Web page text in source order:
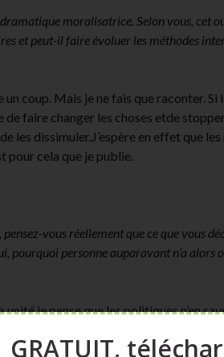
moralisatrice. Selon vous, cet
et peut-il faire évoluer les méthodes
coup. Mais je ne fais que raconter. Si
de faire changer les choses etde
les dissimuler.J’espère en effet que
pour cela que je publie.
vous réellement que ce que vous
pourquoi personne auparavant n’a alors
je pense que les politiques n’en
il va de soi que le «PIM» ne
Pourquoi le feraient-ils? Ce sont des
GRATUIT,